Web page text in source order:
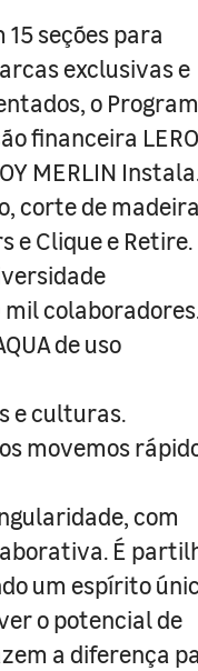
15 seções para
exclusivas e
o
financeira
MERLIN
corte de
e Clique e Retire.
de uso
e culturas.
movemos
com
É
um espírito
o potencial de
a diferença